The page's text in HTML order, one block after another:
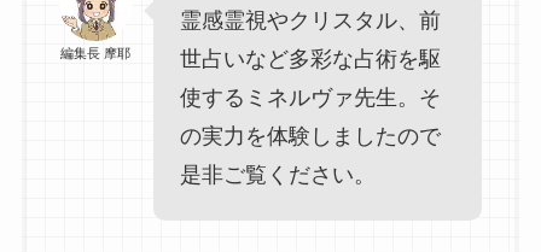
編集長 摩耶
霊感霊視やクリスタル、前
世占いなど多彩な占術を駆
使するミネルヴァ先生。そ
の実力を体験しましたので
是非ご覧ください。